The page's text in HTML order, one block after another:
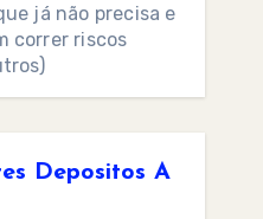
já não precisa e
correr riscos
Depositos A